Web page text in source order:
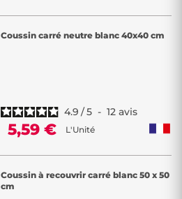
Coussin carré neutre blanc 40x40 cm
4.9 /5 - 12 avis
5,59 € L'Unité
Coussin à recouvrir carré blanc 50 x 50
cm